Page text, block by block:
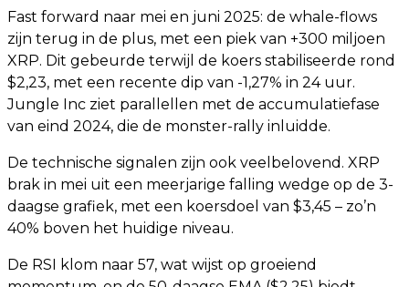
Fast forward naar mei en juni 2025: de whale-flows
zijn terug in de plus, met een piek van +300 miljoen
XRP. Dit gebeurde terwijl de koers stabiliseerde rond
$2,23, met een recente dip van -1,27% in 24 uur.
Jungle Inc ziet parallellen met de accumulatiefase
van eind 2024, die de monster-rally inluidde.
De technische signalen zijn ook veelbelovend. XRP
brak in mei uit een meerjarige falling wedge op de 3-
daagse grafiek, met een koersdoel van $3,45 – zo’n
40% boven het huidige niveau.
De RSI klom naar 57, wat wijst op groeiend